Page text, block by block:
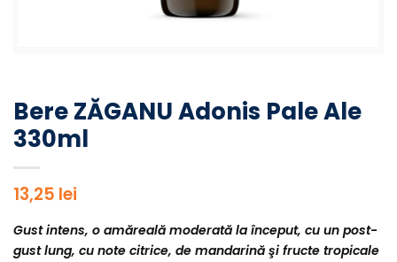
Bere ZĂGANU Adonis Pale Ale
330ml
13,25 lei
Gust intens, o amăreală moderată la început, cu un post-
gust lung, cu note citrice, de mandarină şi fructe tropicale